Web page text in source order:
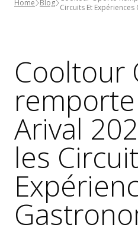
Home Blog Circuits Et
Cooltour
Arival
les